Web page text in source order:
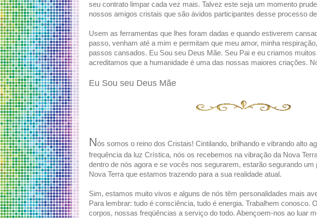
seu contrato limpar cada vez mais. Talvez este seja um momento
nossos amigos cristais que são ávidos participantes desse processo
Usem as ferramentas que lhes foram dadas e quando estiverem
passo, venham até a mim e permitam que meu amor, minha
passos cansados. Eu Sou seu Deus Mãe. Seu Pai e eu criamos
acreditamos que a humanidade é uma das nossas maiores criações.
Eu Sou seu Deus Mãe
Nós somos o reino dos Cristais! Cintilando, brilhando e vibrando alto
frequência da luz Crística, nós os recebemos na vibração da Nova
dentro de nós agora e se vocês nos segurarem, estarão segurando
Nova Terra que estamos trazendo para a sua realidade atual.
Sim, estamos muito vivos e alguns de nós têm personalidades mais
Para lembrar: tudo é consciência, tudo é energia. Trabalhem conosco.
corpos, nossas freqüências a serviço do todo. Abençoem-nos ao luar